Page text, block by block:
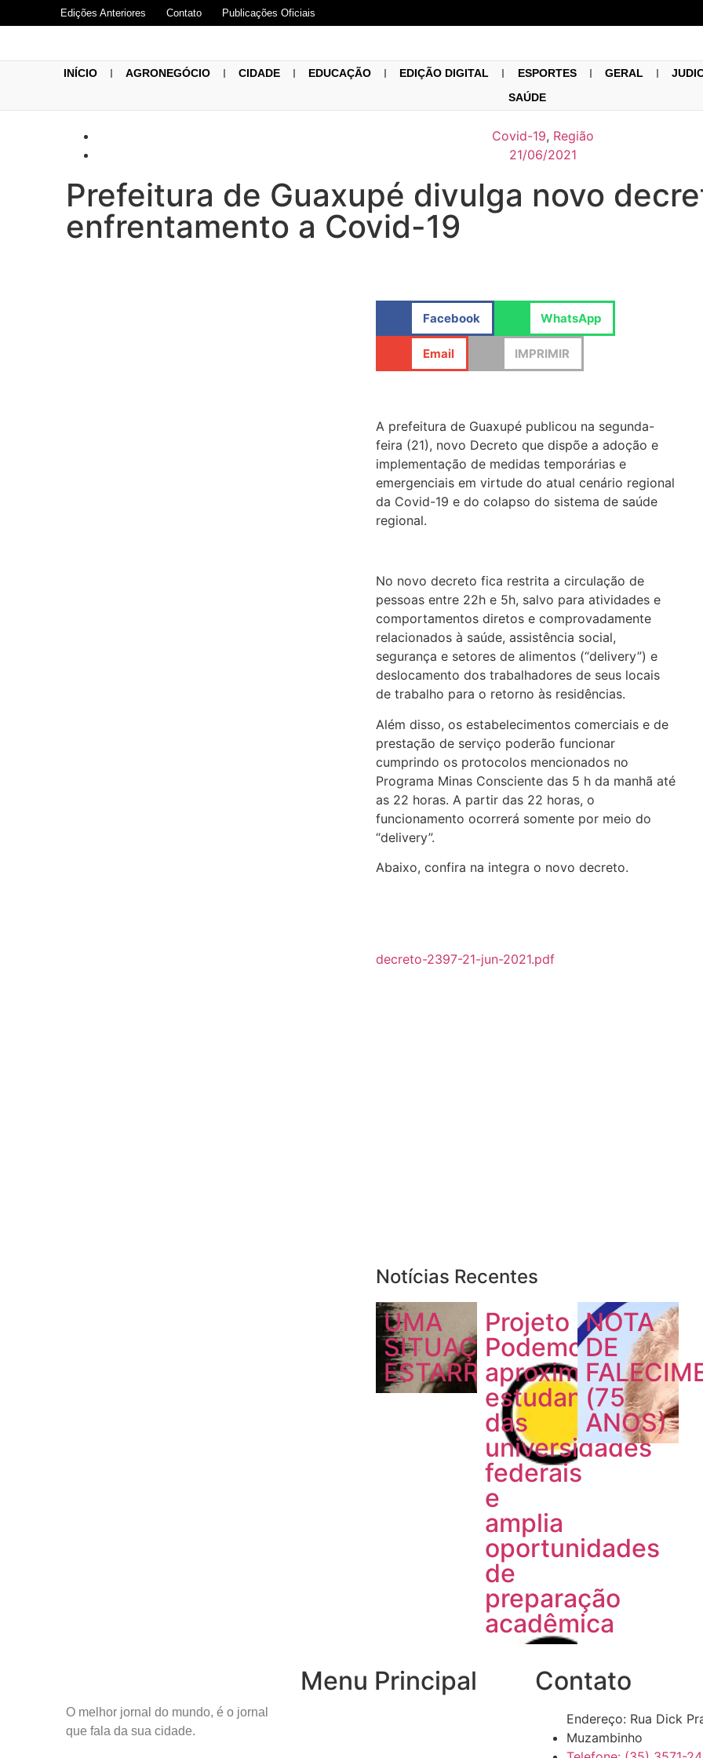
Edições Anteriores Contato Publicações Oficiais
INÍCIO AGRONEGÓCIO CIDADE EDUCAÇÃO EDIÇÃO DIGITAL ESPORTES GERAL
SAÚDE
Covid-19, Região
21/06/2021
Prefeitura de Guaxupé divulga novo
enfrentamento a Covid-19
Facebook WhatsApp
Email IMPRIMIR
A prefeitura de Guaxupé publicou na segunda-
feira (21), novo Decreto que dispõe a adoção e
implementação de medidas temporárias e
emergenciais em virtude do atual cenário regional
da Covid-19 e do colapso do sistema de saúde
regional.
No novo decreto fica restrita a circulação de
pessoas entre 22h e 5h, salvo para atividades e
comportamentos diretos e comprovadamente
relacionados à saúde, assistência social,
segurança e setores de alimentos (“delivery”) e
deslocamento dos trabalhadores de seus locais
de trabalho para o retorno às residências.
Além disso, os estabelecimentos comerciais e de
prestação de serviço poderão funcionar
cumprindo os protocolos mencionados no
Programa Minas Consciente das 5 h da manhã até
as 22 horas. A partir das 22 horas, o
funcionamento ocorrerá somente por meio do
“delivery”.
Abaixo, confira na integra o novo decreto.
decreto-2397-21-jun-2021.pdf
Notícias Recentes
UMA
SITUAÇÃO
ESTARRECEDORA
Projeto
Podemos
aproxima
estudantes
das
universidades
federais
e
amplia
oportunidades
de
preparação
acadêmica
NOTA
DE
(75
ANOS)
O melhor jornal do mundo, é o jornal
que fala da sua cidade.
Menu Principal Contato
Endereço: Rua Dick
Muzambinho